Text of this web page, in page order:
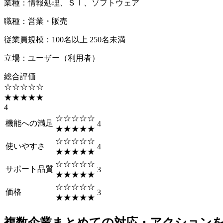
業種 ：情報処理、ＳＩ、ソフトウェア
職種 ： 営業・販売
従業員規模 ： 100名以上 250名未満
立場 ： ユーザー（利用者）
総合評価
☆☆☆☆☆
★★★★★
4
機能への満足
☆☆☆☆☆
★★★★★
4
使いやすさ
☆☆☆☆☆
★★★★★
4
サポート品質
☆☆☆☆☆
★★★★★
3
価格
☆☆☆☆☆
★★★★★
3